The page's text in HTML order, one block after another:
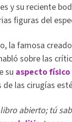
y su reciente
figuras del
la famosa
sobre las
su aspecto físico
las cirugías
libro abierto; tú